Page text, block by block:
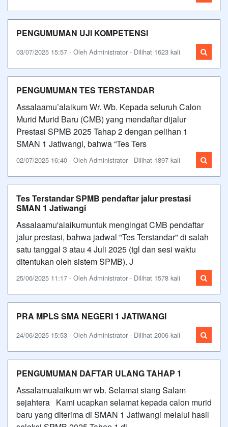
PENGUMUMAN UJI KOMPETENSI
03/07/2025 15:57 - Oleh Administrator - Dilihat 1623 kali
PENGUMUMAN TES TERSTANDAR
Assalaamu’alaikum Wr. Wb. Kepada seluruh Calon
Murid Murid Baru (CMB) yang mendaftar dijalur
Prestasi SPMB 2025 Tahap 2 dengan pelihan 1
SMAN 1 Jatiwangi, bahwa “Tes Ters
02/07/2025 16:40 - Oleh Administrator - Dilihat 1897 kali
Tes Terstandar SPMB pendaftar jalur prestasi
SMAN 1 Jatiwangi
Assalaamu'alaikumuntuk mengingat CMB pendaftar
jalur prestasi, bahwa jadwal "Tes Terstandar" di salah
satu tanggal 3 atau 4 Juli 2025 (tgl dan sesi waktu
ditentukan oleh sistem SPMB). J
25/06/2025 11:17 - Oleh Administrator - Dilihat 1578 kali
PRA MPLS SMA NEGERI 1 JATIWANGI
24/06/2025 15:53 - Oleh Administrator - Dilihat 2006 kali
PENGUMUMAN DAFTAR ULANG TAHAP 1
Assalamualaikum wr wb. Selamat siang Salam
sejahtera Kami ucapkan selamat kepada calon murid
baru yang diterima di SMAN 1 Jatiwangi melalui hasil